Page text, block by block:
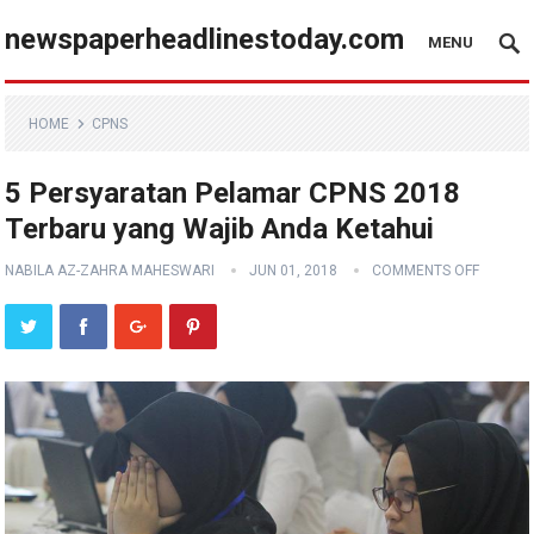
newspaperheadlinestoday.com MENU
HOME CPNS
5 Persyaratan Pelamar CPNS 2018
Terbaru yang Wajib Anda Ketahui
NABILA AZ-ZAHRA MAHESWARI JUN 01, 2018 COMMENTS OFF